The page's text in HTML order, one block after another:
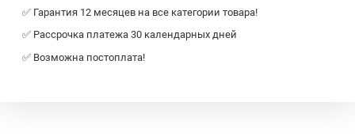
✅ Гарантия 12 месяцев на все категории товара!
✅ Рассрочка платежа 30 календарных дней
✅ Возможна постоплата!